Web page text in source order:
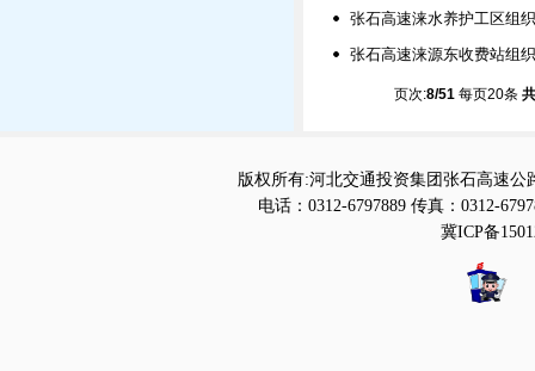
张石高速涞水养护工区组
张石高速涞源东收费站组
页次:8/51每页20条
版权所有:河北交通投资集团张石高速公
电话：0312-6797889 传真：0312-
冀ICP备